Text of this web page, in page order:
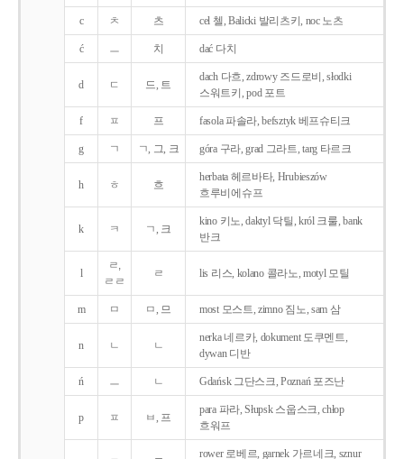
c ㅊ 츠 cel 첼, Balicki 발리츠키, noc 노츠
ć ㅡ 치 dać 다치
d ㄷ 드, 트
dach 다흐, zdrowy 즈드로비, słodki
스워트키, pod 포트
f ㅍ 프 fasola 파솔라, befsztyk 베프슈티크
g ㄱ ㄱ, 그, 크 góra 구라, grad 그라트, targ 타르크
h ㅎ 흐
herbata 헤르바타, Hrubieszów
흐루비에슈프
k ㅋ ㄱ, 크
kino 키노, daktyl 닥틸, król 크룰, bank
반크
l
ㄹ,
ㄹㄹ
ㄹ lis 리스, kolano 콜라노, motyl 모틸
m ㅁ ㅁ, 므 most 모스트, zimno 짐노, sam 삼
n ㄴ ㄴ
nerka 네르카, dokument 도쿠멘트,
dywan 디반
ń ㅡ ㄴ Gdańsk 그단스크, Poznań 포즈난
p ㅍ ㅂ, 프
para 파라, Słupsk 스웁스크, chłop
흐워프
rower 로베르, garnek 가르네크, sznur